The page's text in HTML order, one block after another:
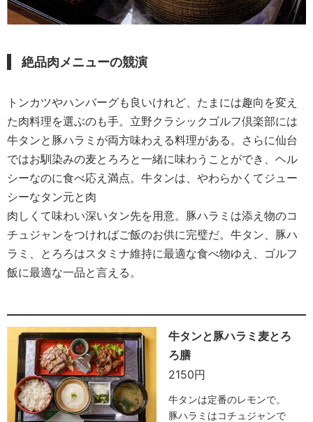
絶品肉メニューの競演
トンカツやハンバーグも良いけれど、たまには趣向を変え
た肉料理を選ぶのも手。立野クラシックゴルフ倶楽部には
牛タンと豚ハラミが両方味わえる料理がある。さらに仙台
ではお馴染みの麦とろろと一緒に味わうことができ、ヘル
シーなのに食べ応え満点。牛タンは、やわらかくてジュー
シーなタン元と肉
肉しくて味わい深いタン先を用意。豚ハラミは添え物のコ
チュジャンをつければご飯のお供に完璧だ。牛タン、豚ハ
ラミ、とろろはスタミナ維持に最適な食べ物ゆえ、ゴルフ
飯に最適な一品と言える。
牛タンと豚ハラミ麦とろ
ろ膳
2150円
牛タンは定番のレモンで。
豚ハラミはコチュジャンで